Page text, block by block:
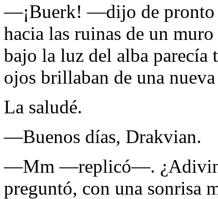
—¡Buerk! —dijo de pronto
hacia las ruinas de un
bajo la luz del alba parecía
ojos brillaban de una
La saludé.
—Buenos días, Drakvian.
—Mm —replicó—.
preguntó, con una sonrisa